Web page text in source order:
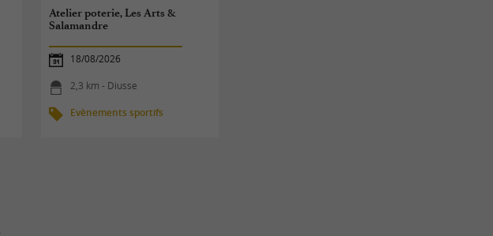
Atelier poterie, Les Arts &
Salamandre
18/08/2026
2,3 km - Diusse
Evènements sportifs